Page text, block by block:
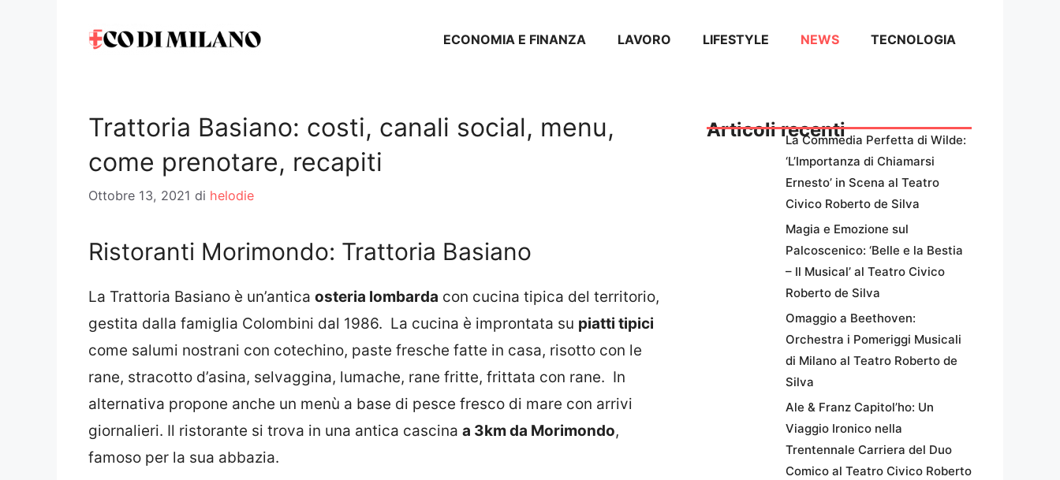
ECONOMIA E FINANZA LAVORO LIFESTYLE NEWS TECNOLOGIA
Trattoria Basiano: costi, canali social, menu,
come prenotare, recapiti
Ottobre 13, 2021 di helodie
Ristoranti Morimondo: Trattoria Basiano
La Trattoria Basiano è un’antica osteria lombarda con cucina tipica del territorio,
gestita dalla famiglia Colombini dal 1986. La cucina è improntata su piatti tipici
come salumi nostrani con cotechino, paste fresche fatte in casa, risotto con le
rane, stracotto d’asina, selvaggina, lumache, rane fritte, frittata con rane. In
alternativa propone anche un menù a base di pesce fresco di mare con arrivi
giornalieri. Il ristorante si trova in una antica cascina a 3km da Morimondo,
famoso per la sua abbazia.
Articoli recentiLa Commedia Perfetta di Wilde:
‘L’Importanza di Chiamarsi
Ernesto’ in Scena al Teatro
Civico Roberto de Silva
Magia e Emozione sul
Palcoscenico: ‘Belle e la Bestia
– Il Musical’ al Teatro Civico
Roberto de Silva
Omaggio a Beethoven:
Orchestra i Pomeriggi Musicali
di Milano al Teatro Roberto de
Silva
Ale & Franz Capitol’ho: Un
Viaggio Ironico nella
Trentennale Carriera del Duo
Comico al Teatro Civico Roberto